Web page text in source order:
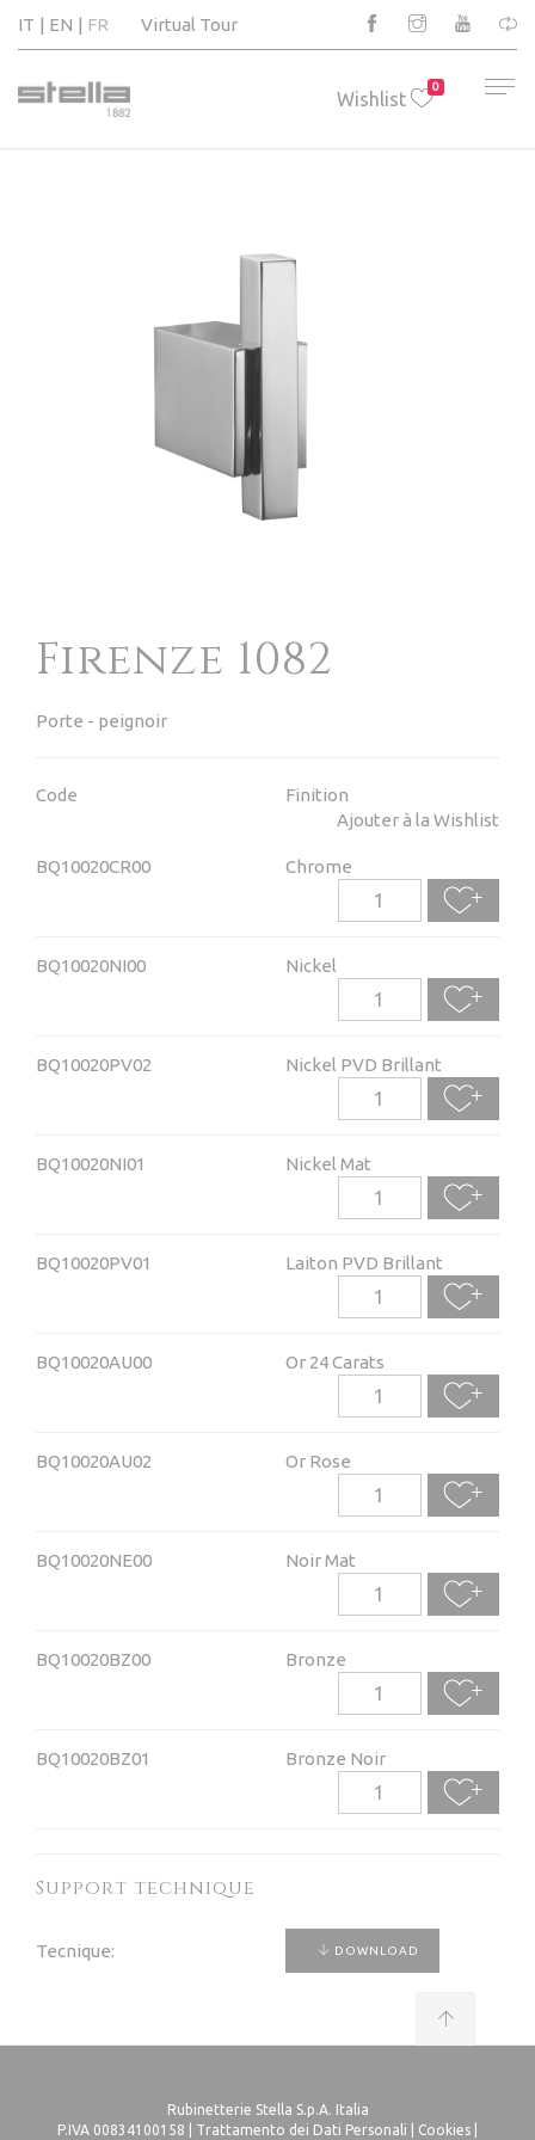
IT EN FR Virtual Tour
Wishlist
0
Firenze 1082
Porte - peignoir
Code
Finition
Ajouter à la Wishlist
BQ10020CR00 Chrome
BQ10020NI00 Nickel
BQ10020PV02 Nickel PVD Brillant
BQ10020NI01 Nickel Mat
BQ10020PV01 Laiton PVD Brillant
BQ10020AU00 Or 24 Carats
BQ10020AU02 Or Rose
BQ10020NE00 Noir Mat
BQ10020BZ00 Bronze
BQ10020BZ01 Bronze Noir
Support technique
Tecnique: DOWNLOAD
Rubinetterie Stella S.p.A. Italia
P.IVA 00834100158 | Trattamento dei Dati Personali Cookies